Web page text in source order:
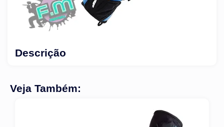
Descrição
Veja Também: